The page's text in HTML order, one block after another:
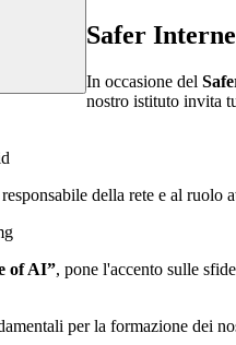
Safer
In occasione del
nostro istituto invita
della rete e al
of AI”, pone l'accento sulle
per la formazione dei